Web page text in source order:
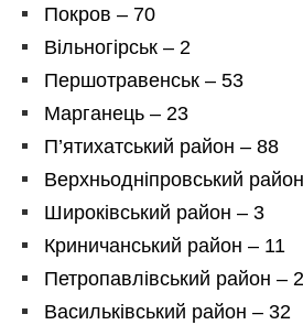
Покров – 70
Вільногірськ – 2
Першотравенськ – 53
Марганець – 23
П’ятихатський район – 88
Верхньодніпровський
Широківський район – 3
Криничанський район – 11
Петропавлівський район – 2
Васильківський район – 32